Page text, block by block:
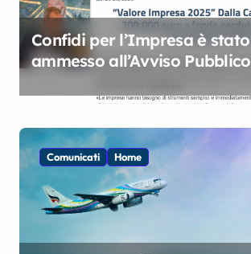
Confidi per l’Impresa è stato
ammesso all’Avviso Pubblico
Soggetti Attuatori del Bando
Valore Impresa 2025
Comunicati Home